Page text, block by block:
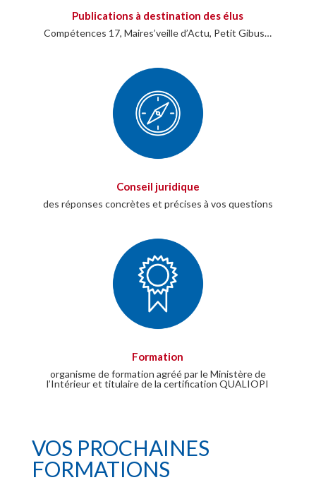
Publications à destination des élus
Compétences 17, Maires’veille d’Actu, Petit Gibus…
Conseil juridique
des réponses concrètes et précises à vos questions
Formation
organisme de formation agréé par le Ministère de
l’Intérieur et titulaire de la certification QUALIOPI
VOS PROCHAINES
FORMATIONS